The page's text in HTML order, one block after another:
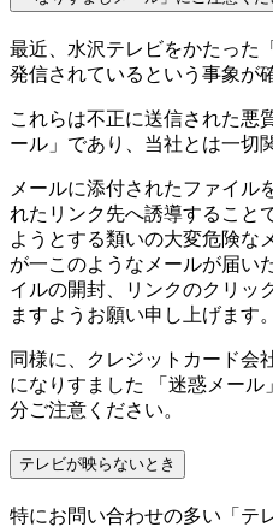
最近、水沢テレビをかたった
発信されているという事象が
これらは不正に送信された悪
ール」であり、当社とは一切
メールに添付されたファイル
れたリンク先へ誘導すること
ようとする類いの大変危険な
が一このようなメールが届い
イルの開封、リンクのクリッ
ますようお願い申し上げます。
同様に、クレジットカード会
になりすました 「迷惑メー
分ご注意ください。
テレビが映らないとき
特にお問い合わせの多い「テ